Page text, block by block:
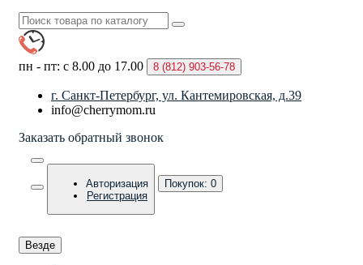
пн - пт: с 8.00 до 17.00 8 (812) 903-56-78
г. Санкт-Петербург, ул. Кантемировская, д.39
info@cherrymom.ru
Заказать обратный звонок
Авторизация
Регистрация
Покупок: 0
Везде